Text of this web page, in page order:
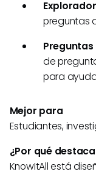
preguntas
de
para
Mejor para
Estudiantes,
¿Por qué
KnowItAll está